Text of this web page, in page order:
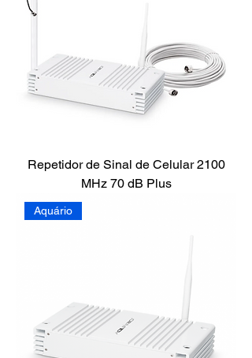
Repetidor de Sinal de Celular 2100
MHz 70 dB Plus
Aquário